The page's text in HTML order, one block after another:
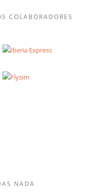
COLABORADORES
NADA